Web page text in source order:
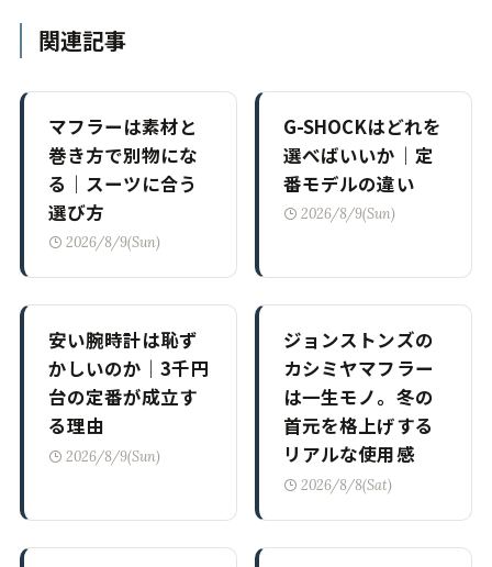
関連記事
マフラーは素材と
巻き方で別物にな
る｜スーツに合う
選び方
2026/8/9(Sun)
G-SHOCKはどれを
選べばいいか｜定
番モデルの違い
2026/8/9(Sun)
安い腕時計は恥ず
かしいのか｜3千円
台の定番が成立す
る理由
2026/8/9(Sun)
ジョンストンズの
カシミヤマフラー
は一生モノ。冬の
首元を格上げする
リアルな使用感
2026/8/8(Sat)